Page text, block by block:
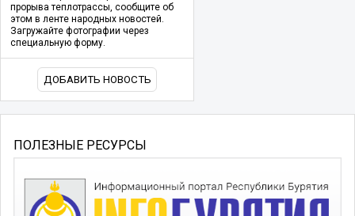
прорыва теплотрассы, сообщите об
этом в ленте народных новостей.
Загружайте фотографии через
специальную форму.
ДОБАВИТЬ НОВОСТЬ
ПОЛЕЗНЫЕ РЕСУРСЫ